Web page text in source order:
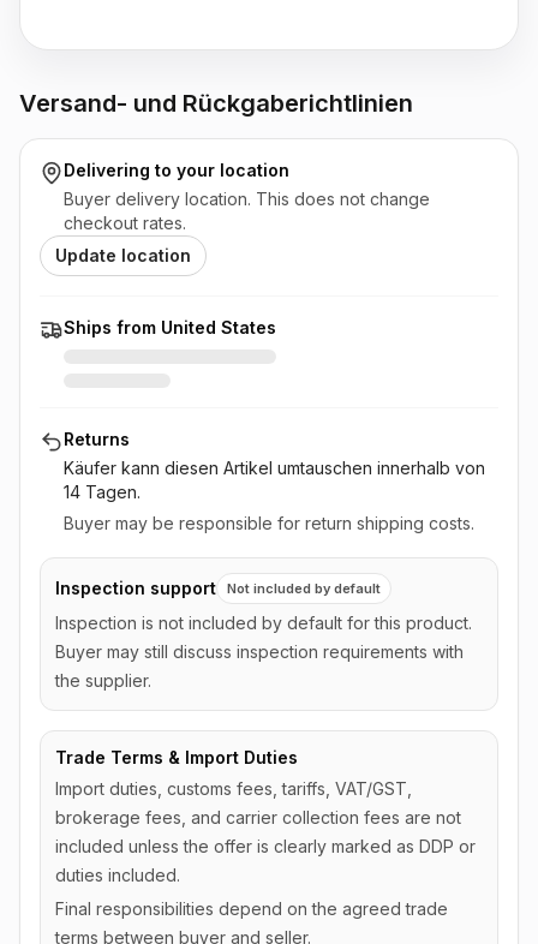
Versand- und Rückgaberichtlinien
Delivering to your location
Buyer delivery location. This does not change
checkout rates.
Update location
Ships from United States
Returns
Käufer kann diesen Artikel umtauschen innerhalb von
14 Tagen.
Buyer may be responsible for return shipping costs.
Inspection support Not included by default
Inspection is not included by default for this product.
Buyer may still discuss inspection requirements with
the supplier.
Trade Terms & Import Duties
Import duties, customs fees, tariffs, VAT/GST,
brokerage fees, and carrier collection fees are not
included unless the offer is clearly marked as DDP or
duties included.
Final responsibilities depend on the agreed trade
terms between buyer and seller.